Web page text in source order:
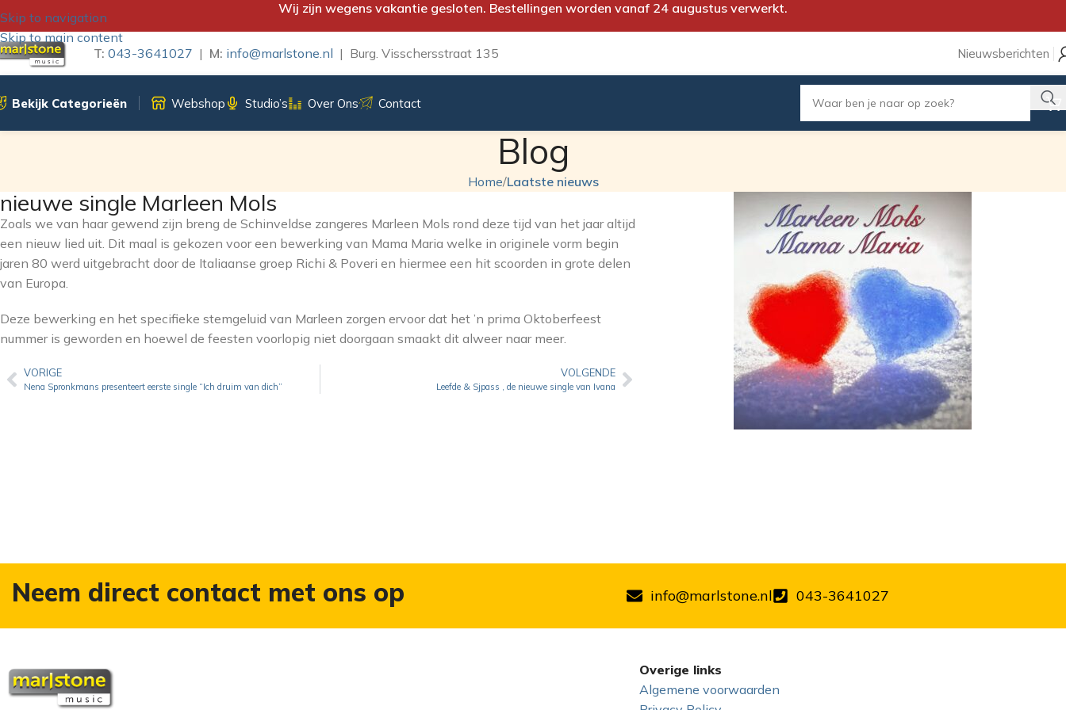
Skip to navigation
Skip to main content
Wij zijn wegens vakantie gesloten. Bestellingen worden vanaf 24 augustus verwerkt.
T: 043-3641027 | M: info@marlstone.nl | Burg. Visschersstraat 135 Nieuwsberichten
Bekijk Categorieën Webshop Studio’s Over Ons Contact
Blog
Home/Laatste nieuws
nieuwe single Marleen Mols
Zoals we van haar gewend zijn breng de Schinveldse zangeres Marleen Mols rond deze tijd van het jaar altijd
een nieuw lied uit. Dit maal is gekozen voor een bewerking van Mama Maria welke in originele vorm begin
jaren 80 werd uitgebracht door de Italiaanse groep Richi & Poveri en hiermee een hit scoorden in grote delen
van Europa.
Deze bewerking en het specifieke stemgeluid van Marleen zorgen ervoor dat het ’n prima Oktoberfeest
nummer is geworden en hoewel de feesten voorlopig niet doorgaan smaakt dit alweer naar meer.
VORIGE
Nena Spronkmans presenteert eerste single “Ich druim van dich”
VOLGENDE
Leefde & Sjpass , de nieuwe single van Ivana
Neem direct contact met ons op info@marlstone.nl 043-3641027
Overige links
Algemene voorwaarden